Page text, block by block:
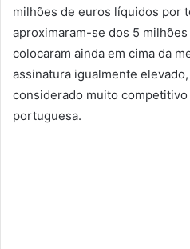
milhões de euros líquidos por
aproximaram-se dos 5
colocaram ainda em cima da
assinatura igualmente
considerado muito competitivo
portuguesa.